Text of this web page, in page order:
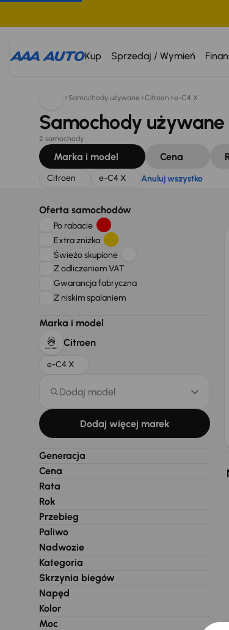
Kup Sprzedaj / Wymień
Szukam: Anuluj wszystko
Samochody używane Citroen e-C4 X
Samochody
2 samochody
Marka i model Cena
Citroen e-C4 X Anuluj wszystko
Oferta samochodów
Po rabacie
Extra zniżka
Świeżo skupione
Z odliczeniem VAT
Gwarancja fabryczna
Z niskim spalaniem
Marka i model
Citroen
e-C4 X
Dodaj model
Dodaj więcej marek
Generacja
Cena
Rata
Rok
Przebieg
Paliwo
Nadwozie
Kategoria
Skrzynia biegów
Napęd
Kolor
Moc